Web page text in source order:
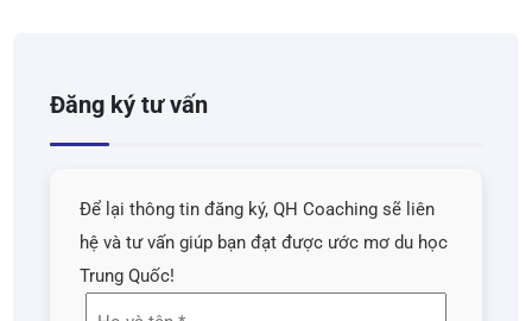
Đăng ký tư vấn
Để lại thông tin đăng ký, QH Coaching sẽ liên
hệ và tư vấn giúp bạn đạt được ước mơ du học
Trung Quốc!